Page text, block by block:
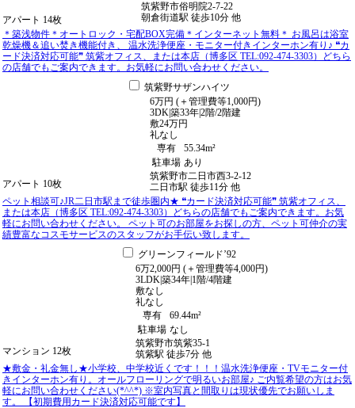
アパート 14枚
筑紫野市俗明院2-7-22
朝倉街道駅 徒歩10分 他
＊築浅物件＊オートロック・宅配BOX完備＊インターネット無料＊ お風呂は浴室
乾燥機＆追い焚き機能付き、 温水洗浄便座・モニター付きインターホン有り♪ ❝カ
ード決済対応可能❞ 筑紫オフィス、または本店（博多区 TEL:092-474-3303）どちら
の店舗でもご案内できます。お気軽にお問い合わせください。
筑紫野サザンハイツ
アパート 10枚
6万円 (＋管理費等1,000円)
3DK築33年2階/2階建
敷24万円
礼なし
専有
55.34m²
駐車場 あり
筑紫野市二日市西3-2-12
二日市駅 徒歩11分 他
ペット相談可♪JR二日市駅まで徒歩圏内★ ❝カード決済対応可能❞ 筑紫オフィス、
または本店（博多区 TEL:092-474-3303）どちらの店舗でもご案内できます。お気
軽にお問い合わせください。 ペット可のお部屋をお探しの方、ペット可仲介の実
績豊富なコスモサービスのスタッフがお手伝い致します。
グリーンフィールド’92
マンション 12枚
6万2,000円 (＋管理費等4,000円)
3LDK築34年 1階/4階建
敷なし
礼なし
専有
69.44m²
駐車場 なし
筑紫野市筑紫35-1
筑紫駅 徒歩7分 他
★敷金・礼金無し★小学校、中学校近くです！！！温水洗浄便座・TVモニター付
きインターホン有り。オールフローリングで明るいお部屋♪ ご内覧希望の方はお気
軽にお問い合わせください(*^^*) ※室内写真と間取りは現状優先でお願いしま
す。 【初期費用カード決済対応可能です】